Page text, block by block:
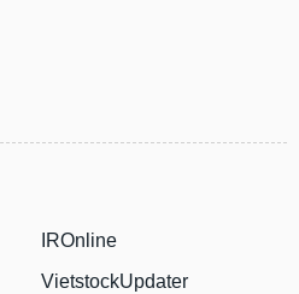
IROnline
VietstockUpdater